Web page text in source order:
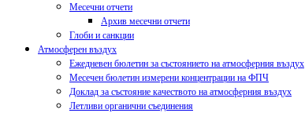
Месечни отчети
Архив месечни отчети
Глоби и санкции
Атмосферен въздух
Ежедневен бюлетин за състоянието на атмосферния въздух
Месечен бюлетин измерени концентрации на ФПЧ
Доклад за състояние качеството на атмосферния въздух
Летливи органични съединения